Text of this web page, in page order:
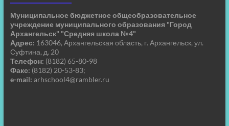
Муниципальное бюджетное общеобразовательное
учреждение муниципального образования "Город
Архангельск" "Средняя школа №4"
Адрес: 163046, Архангельская область, г. Архангельск, ул.
Суфтина, д. 20
Телефон: (8182) 65-80-98
Факс: (8182) 20-53-83;
e-mail: arhschool4@rambler.ru